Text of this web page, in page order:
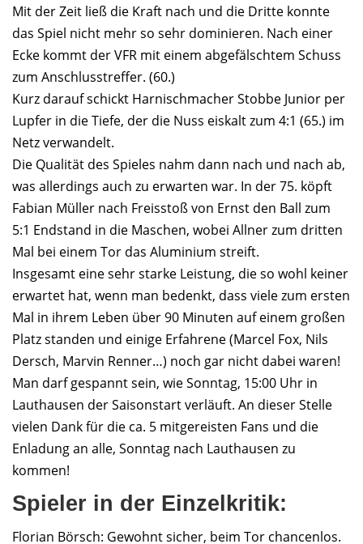
Mit der Zeit ließ die Kraft nach und die Dritte konnte
das Spiel nicht mehr so sehr dominieren. Nach einer
Ecke kommt der VFR mit einem abgefälschtem Schuss
zum Anschlusstreffer. (60.)
Kurz darauf schickt Harnischmacher Stobbe Junior per
Lupfer in die Tiefe, der die Nuss eiskalt zum 4:1 (65.) im
Netz verwandelt.
Die Qualität des Spieles nahm dann nach und nach ab,
was allerdings auch zu erwarten war. In der 75. köpft
Fabian Müller nach Freisstoß von Ernst den Ball zum
5:1 Endstand in die Maschen, wobei Allner zum dritten
Mal bei einem Tor das Aluminium streift.
Insgesamt eine sehr starke Leistung, die so wohl keiner
erwartet hat, wenn man bedenkt, dass viele zum ersten
Mal in ihrem Leben über 90 Minuten auf einem großen
Platz standen und einige Erfahrene (Marcel Fox, Nils
Dersch, Marvin Renner…) noch gar nicht dabei waren!
Man darf gespannt sein, wie Sonntag, 15:00 Uhr in
Lauthausen der Saisonstart verläuft. An dieser Stelle
vielen Dank für die ca. 5 mitgereisten Fans und die
Enladung an alle, Sonntag nach Lauthausen zu
kommen!
Spieler in der Einzelkritik:
Florian Börsch: Gewohnt sicher, beim Tor chancenlos.